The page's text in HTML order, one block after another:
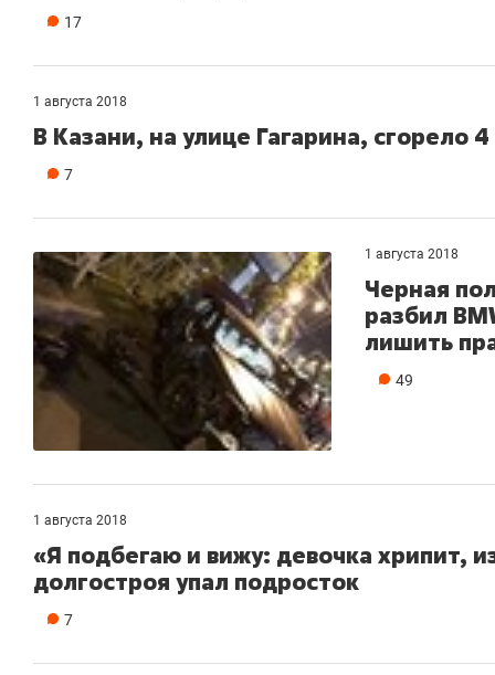
17
1 августа 2018
В Казани, на улице Гагарина, сгорело
7
1 августа 2018
Черная
разбил
лишить
49
1 августа 2018
«Я подбегаю и вижу: девочка хрипит,
долгостроя упал подросток
7